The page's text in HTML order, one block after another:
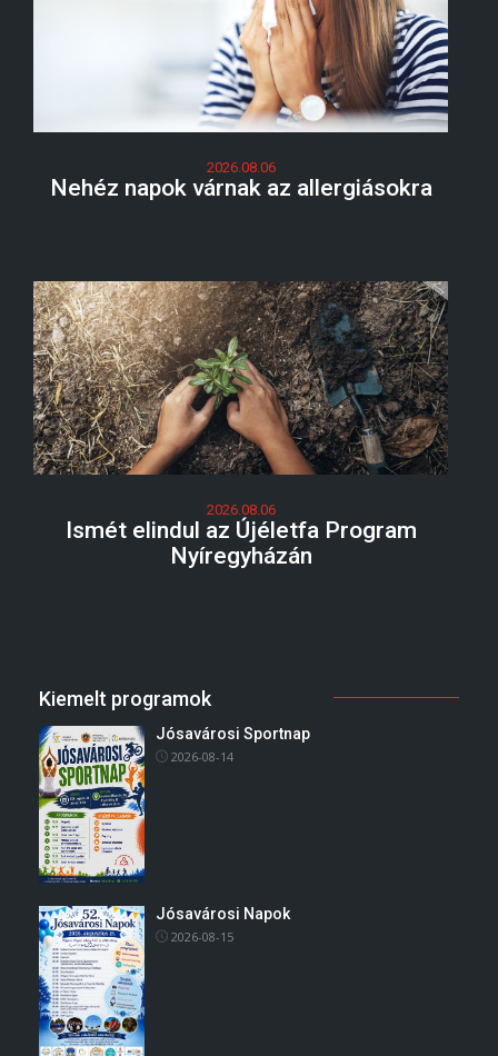
2026.08.06
Nehéz napok várnak az allergiásokra
2026.08.06
Ismét elindul az Újéletfa Program
Nyíregyházán
Kiemelt programok
Jósavárosi Sportnap
2026-08-14
Jósavárosi Napok
2026-08-15